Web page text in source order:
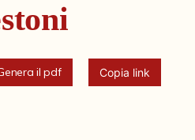
il pdf Copia link